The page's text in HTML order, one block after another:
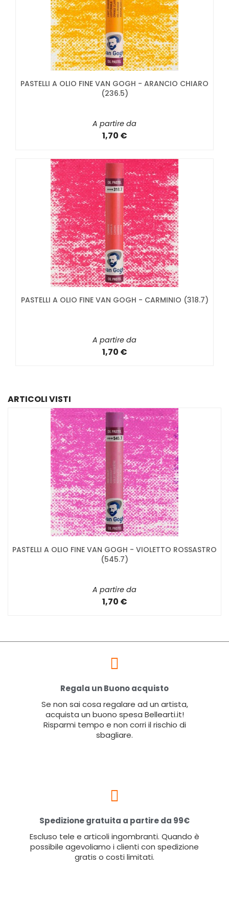
PASTELLI A OLIO FINE VAN GOGH - ARANCIO CHIARO
(236.5)
A partire da
1,70 €
PASTELLI A OLIO FINE VAN GOGH - CARMINIO (318.7)
A partire da
1,70 €
ARTICOLI VISTI
PASTELLI A OLIO FINE VAN GOGH - VIOLETTO ROSSASTRO
(545.7)
A partire da
1,70 €
Regala un Buono acquisto
Se non sai cosa regalare ad un artista,
acquista un buono spesa Bellearti.it!
Risparmi tempo e non corri il rischio di
sbagliare.
Spedizione gratuita a partire da 99€
Escluso tele e articoli ingombranti. Quando è
possibile agevoliamo i clienti con spedizione
gratis o costi limitati.